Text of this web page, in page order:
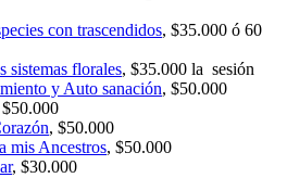
con trascendidos, $35.000 ó 60
sistemas florales, $35.000 la sesión
y Auto sanación, $50.000
$50.000
, $50.000
mis Ancestros, $50.000
, $30.000